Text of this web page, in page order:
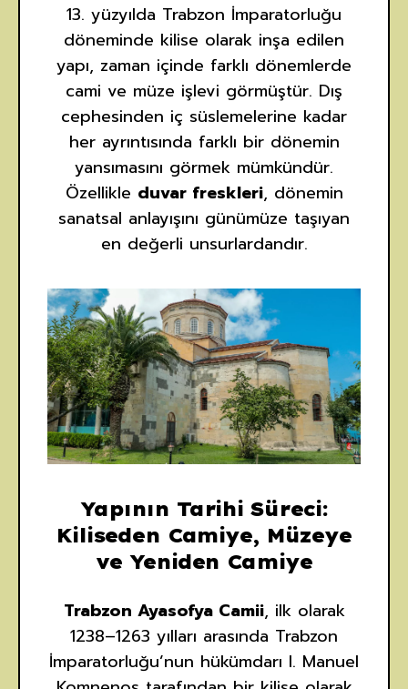
13. yüzyılda Trabzon İmparatorluğu
döneminde kilise olarak inşa edilen
yapı, zaman içinde farklı dönemlerde
cami ve müze işlevi görmüştür. Dış
cephesinden iç süslemelerine kadar
her ayrıntısında farklı bir dönemin
yansımasını görmek mümkündür.
Özellikle duvar freskleri, dönemin
sanatsal anlayışını günümüze taşıyan
en değerli unsurlardandır.
Yapının Tarihi Süreci:
Kiliseden Camiye, Müzeye
ve Yeniden Camiye
Trabzon Ayasofya Camii, ilk olarak
1238–1263 yılları arasında Trabzon
İmparatorluğu’nun hükümdarı I. Manuel